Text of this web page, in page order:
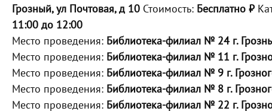
Грозный, ул Почтовая, д 10 Стоимость: Бесплатно ₽
11:00 до 12:00
Место проведения: Библиотека-филиал № 24 г.
Место проведения: Библиотека-филиал № 11 г.
Место проведения: Библиотека-филиал № 9 г.
Место проведения: Библиотека-филиал № 8 г.
Место проведения: Библиотека-филиал № 22 г.